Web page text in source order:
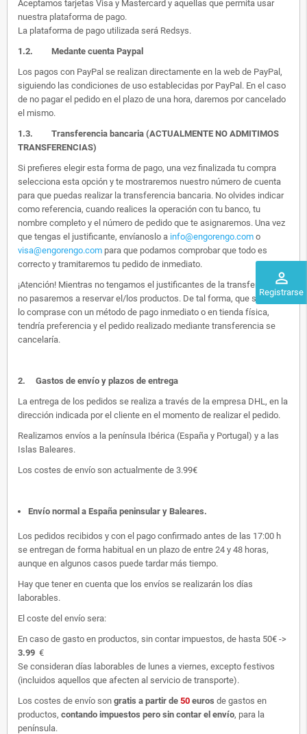
perm_identity
Registrarse
Aceptamos tarjetas Visa y Mastercard y aquellas que permita usar
nuestra plataforma de pago.
La plataforma de pago utilizada será Redsys.
1.2. Medante cuenta Paypal
Los pagos con PayPal se realizan directamente en la web de PayPal,
siguiendo las condiciones de uso establecidas por PayPal. En el caso
de no pagar el pedido en el plazo de una hora, daremos por cancelado
el mismo.
1.3. Transferencia bancaria (ACTUALMENTE NO ADMITIMOS
TRANSFERENCIAS)
Si prefieres elegir esta forma de pago, una vez finalizada tu compra
selecciona esta opción y te mostraremos nuestro número de cuenta
para que puedas realizar la transferencia bancaria. No olvides indicar
como referencia, cuando realices la operación con tu banco, tu
nombre completo y el número de pedido que te asignaremos. Una vez
que tengas el justificante, envíanoslo a info@engorengo.com o
visa@engorengo.com para que podamos comprobar que todo es
correcto y tramitaremos tu pedido de inmediato.
¡Atención! Mientras no tengamos el justificantes de la transferencia,
no pasaremos a reservar el/los productos. De tal forma, que si alguien
lo comprase con un método de pago inmediato o en tienda física,
tendría preferencia y el pedido realizado mediante transferencia se
cancelaría.
2. Gastos de envío y plazos de entrega
La entrega de los pedidos se realiza a través de la empresa DHL, en la
dirección indicada por el cliente en el momento de realizar el pedido.
Realizamos envíos a la península Ibérica (España y Portugal) y a las
Islas Baleares.
Los costes de envío son actualmente de 3.99€
Envío normal a España peninsular y Baleares.
Los pedidos recibidos y con el pago confirmado antes de las 17:00 h
se entregan de forma habitual en un plazo de entre 24 y 48 horas,
aunque en algunos casos puede tardar más tiempo.
Hay que tener en cuenta que los envíos se realizarán los días
laborables.
El coste del envío sera:
En caso de gasto en productos, sin contar impuestos, de hasta 50€ ->
3.99 €
Se consideran días laborables de lunes a viernes, excepto festivos
(incluidos aquellos que afecten al servicio de transporte).
Los costes de envío son gratis a partir de 50 euros de gastos en
productos, contando impuestos pero sin contar el envío, para la
península.